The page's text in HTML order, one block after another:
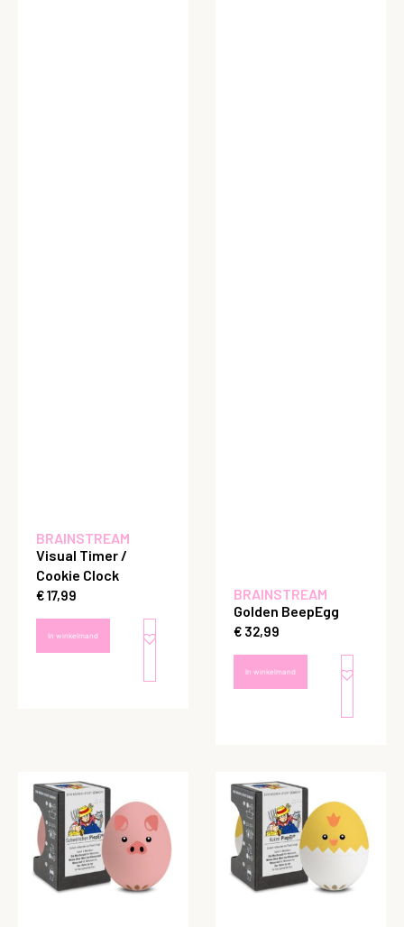
BRAINSTREAM
Visual Timer /
Cookie Clock
€17,99
In winkelmand
BRAINSTREAM
Golden BeepEgg
€ 32,99
In winkelmand